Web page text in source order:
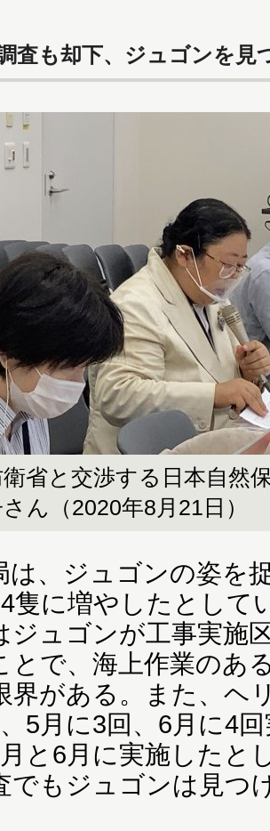
査も却下、ジュゴンを
衛省と交渉する日本自然
ん（2020年8月21日）
、ジュゴンの姿を
隻に増やしたとして
ジュゴンが工事実施
とで、海上作業のあ
界がある。また、ヘ
5月に3回、6月に4
と6月に実施したと
でもジュゴンは見つ